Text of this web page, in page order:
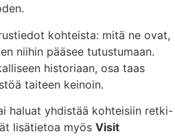
kohteista: mitä ne ovat,
niihin pääsee tutustumaan.
historiaan, osa taas
taiteen keinoin.
haluat yhdistää kohteisiin retki-
lisätietoa myös Visit